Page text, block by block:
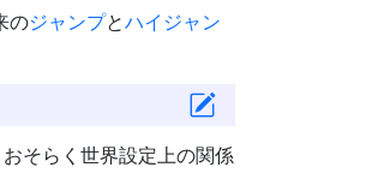
のジャンプとハイジャン
そらく世界設定上の関係